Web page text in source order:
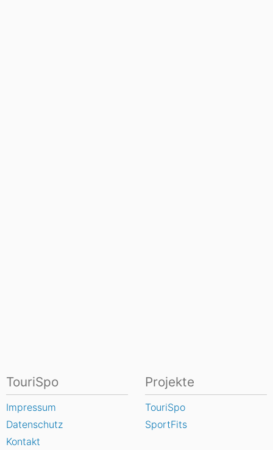
TouriSpo
Impressum
Datenschutz
Kontakt
Projekte
TouriSpo
SportFits